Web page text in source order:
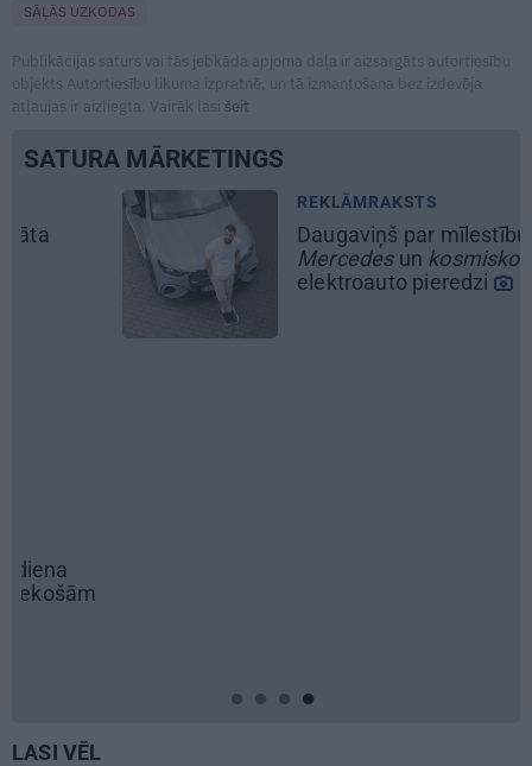
SĀĻĀS UZKODAS
Publikācijas saturs vai tās jebkāda apjoma daļa ir aizsargāts autortiesību
objekts Autortiesību likuma izpratnē, un tā izmantošana bez izdevēja
atļaujas ir aizliegta. Vairāk lasi šeit
SATURA MĀRKETINGS
REKLĀMRAKSTS
Daugaviņš par mīlestību pret
Mercedes
unkosmiskojaunā
elektroauto pieredzi
LASI VĒL